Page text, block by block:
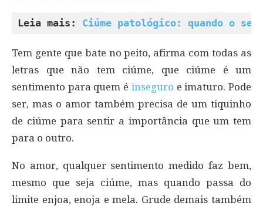
Leia mais: Ciúme patológico: quando o
Tem gente que bate no peito, afirma com todas as
letras que não tem ciúme, que ciúme é um
sentimento para quem é inseguro e imaturo. Pode
ser, mas o amor também precisa de um tiquinho
de ciúme para sentir a importância que um tem
para o outro.
No amor, qualquer sentimento medido faz bem,
mesmo que seja ciúme, mas quando passa do
limite enjoa, enoja e mela. Grude demais também